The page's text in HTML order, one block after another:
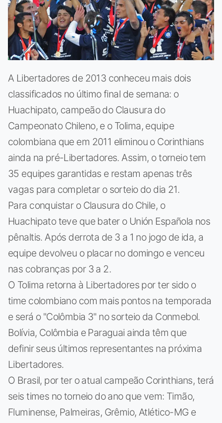
A Libertadores de 2013 conheceu mais dois
classificados no último final de semana: o
Huachipato, campeão do Clausura do
Campeonato Chileno, e o Tolima, equipe
colombiana que em 2011 eliminou o Corinthians
ainda na pré-Libertadores. Assim, o torneio tem
35 equipes garantidas e restam apenas três
vagas para completar o sorteio do dia 21.
Para conquistar o Clausura do Chile, o
Huachipato teve que bater o Unión Española nos
pênaltis. Após derrota de 3 a 1 no jogo de ida, a
equipe devolveu o placar no domingo e venceu
nas cobranças por 3 a 2.
O Tolima retorna à Libertadores por ter sido o
time colombiano com mais pontos na temporada
e será o "Colômbia 3" no sorteio da Conmebol.
Bolívia, Colômbia e Paraguai ainda têm que
definir seus últimos representantes na próxima
Libertadores.
O Brasil, por ter o atual campeão Corinthians, terá
seis times no torneio do ano que vem: Timão,
Fluminense, Palmeiras, Grêmio, Atlético-MG e